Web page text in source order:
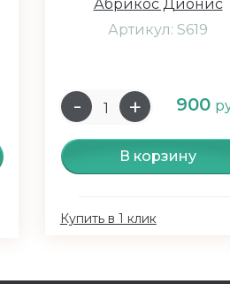
Абрикос Дионис
Артикул: S619
900
В корзину
Купить в 1 клик